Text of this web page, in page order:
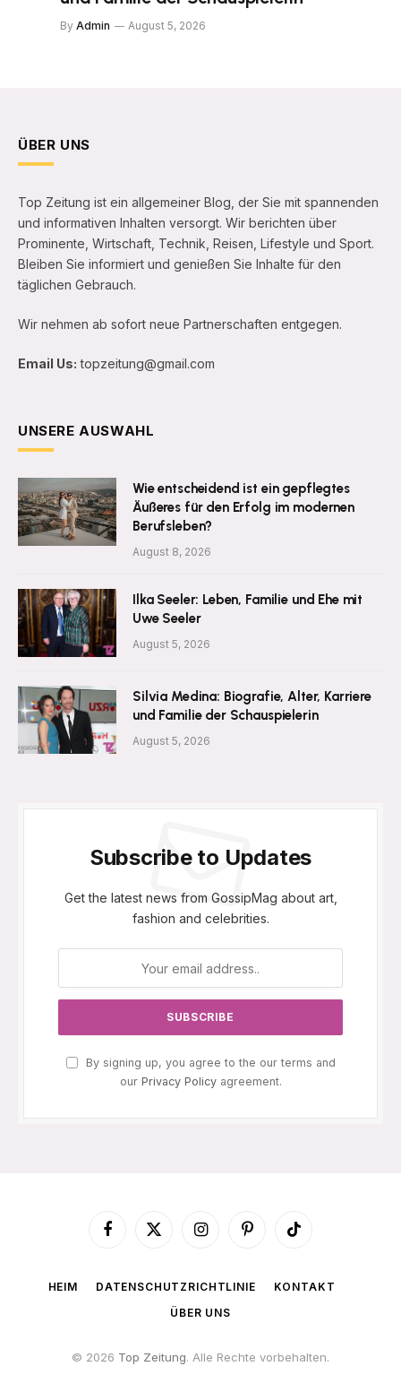
By Admin August 5, 2026
ÜBER UNS
Top Zeitung ist ein allgemeiner Blog, der Sie mit spannenden
und informativen Inhalten versorgt. Wir berichten über
Prominente, Wirtschaft, Technik, Reisen, Lifestyle und Sport.
Bleiben Sie informiert und genießen Sie Inhalte für den
täglichen Gebrauch.
Wir nehmen ab sofort neue Partnerschaften entgegen.
Email Us: topzeitung@gmail.com
UNSERE AUSWAHL
Wie entscheidend ist ein gepflegtes
Äußeres für den Erfolg im modernen
Berufsleben?
August 8, 2026
Ilka Seeler: Leben, Familie und Ehe mit
Uwe Seeler
August 5, 2026
Silvia Medina: Biografie, Alter, Karriere
und Familie der Schauspielerin
August 5, 2026
Subscribe to Updates
Get the latest news from GossipMag about art,
fashion and celebrities.
By signing up, you agree to the our terms and
our Privacy Policyagreement.
Facebook
X
InstagramPinterestTikTok
HEIM DATENSCHUTZRICHTLINIE
KONTAKT
ÜBER UNS
© 2026 Top Zeitung. Alle Rechte vorbehalten.